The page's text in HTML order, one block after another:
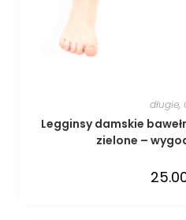
długie,
Legginsy damskie
zielone –